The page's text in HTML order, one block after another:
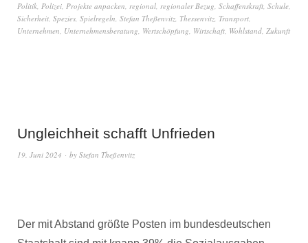
Politik, Polizei, Projekte anpacken, regional, regionaler Bezug, Schaffenskraft, Schule,
Sicherheit, Spezies, Spielregeln, Stefan Theßenvitz, Thessenvitz, Transport,
Unternehmen, Unternehmensberatung, Wertschöpfung, Wirtschaft, Wohlstand, Zukunft
Ungleichheit schafft Unfrieden
19. Juni 2024 by Stefan Theßenvitz
Der mit Abstand größte Posten im bundesdeutschen